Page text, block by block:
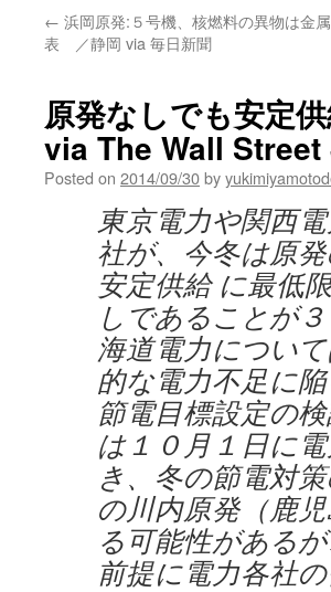
← 浜岡原発:５号機、核燃料の異物は金
表 ／静岡 via 毎日新聞
原発なしでも安定
via The Wall
Posted on 2014/09/30by
東京電力や関西
社が、今冬は原
安定供給 に最低
しであることが
海道電力につい
的な電力不足に
節電目標設定の
は１０月１日に
き、冬の節電対
の川内原発（鹿
る可能性がある
前提に電力各社